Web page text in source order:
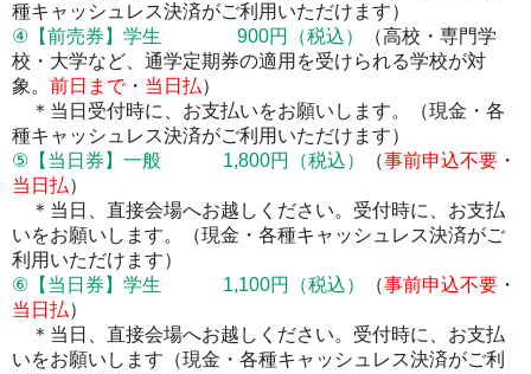
種キャッシュレス決済がご利用いただけます）
④ 【前売券】 学生 900円 （税込）
（高校・専門学
校・大学など、通学定期券の適用を受けられる学校が対
象。 前日まで・ 当日払）
＊当日受付時に、お支払いをお願いします。
（現金・各
種キャッシュレス決済がご利用いただけます）
⑤【当日券】一般 1,800円
（税込） （事前申込不要 ・
当日払）
＊当日、直接会場へお越しください。受付時に、お支払
いをお願いします。
（現金・各種キャッシュレス決済がご
利用いただけます）
⑥【当日券】学生 1,100円
（税込） （事前申込不要 ・
当日払）
＊当日、直接会場へお越しください。受付時に、お支払
いをお願いします （現金・各種キャッシュレス決済がご利